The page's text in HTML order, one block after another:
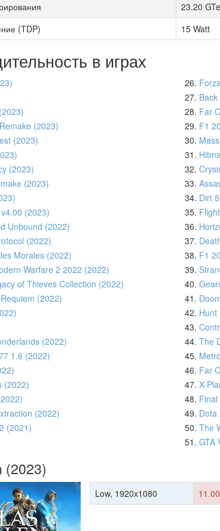
23.20
(TDP)
15 Watt
в играх
(2023)
(2023)
(2023)
(2023)
(2023)
Unbound (2022)
(2022)
Morales (2022)
Warfare 2 2022 (2022)
of Thieves Collection (2022)
(2022)
(2022)
1.6 (2022)
(2022)
(2022)
(2021)
26.
27.
28. Far
29. F1
30.
31.
32.
33.
34. Dirt
35.
36.
37.
38. F1
39.
40.
41.
42. Hunt
43.
44. The
45.
46. Far
47. X-
48.
49. Dota
50. The
51. GTA
(2023)
Low, 1920x1080 11.00